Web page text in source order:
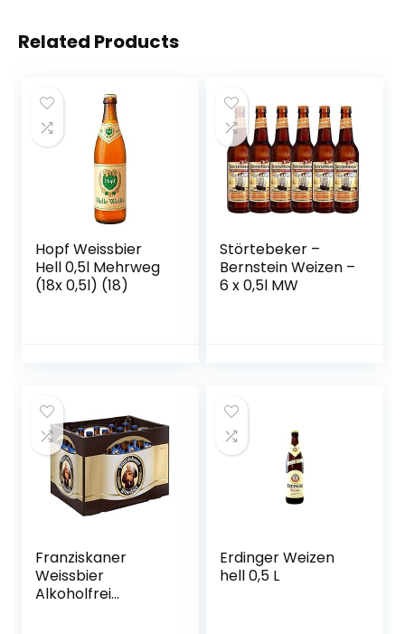
Related Products
Hopf Weissbier
Hell 0,5l Mehrweg
(18x 0,5l) (18)
Störtebeker –
Bernstein Weizen –
6 x 0,5l MW
Franziskaner
Weissbier
Alkoholfrei
Erdinger Weizen
hell 0,5 L